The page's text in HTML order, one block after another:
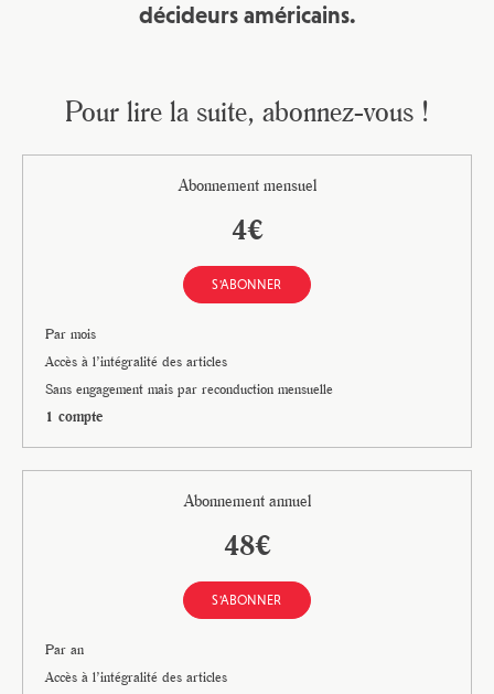
décideurs américains.
Pour lire la suite, abonnez-vous !
Abonnement mensuel
4€
S'ABONNER
Par mois
Accès à l’intégralité des articles
Sans engagement mais par reconduction mensuelle
1 compte
Abonnement annuel
48€
S'ABONNER
Par an
Accès à l’intégralité des articles